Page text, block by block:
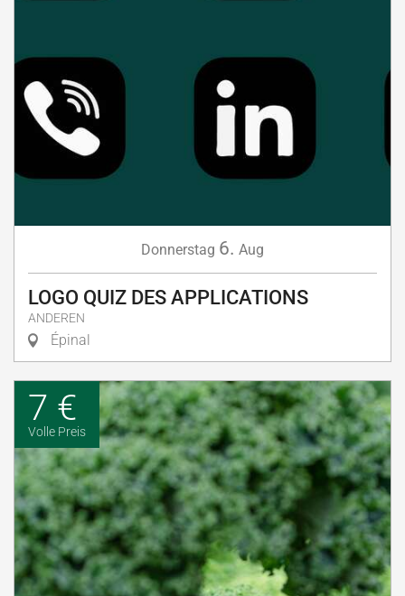
Donnerstag 6. Aug
LOGO QUIZ DES APPLICATIONS
ANDEREN
Épinal
7 €
Volle Preis